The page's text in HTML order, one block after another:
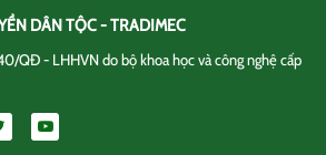
DÂN TỘC - TRADIMEC
QĐ - LHHVN do bộ khoa học và công nghệ cấp